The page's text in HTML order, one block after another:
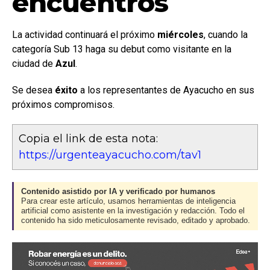
La actividad continuará el próximo miércoles, cuando la
categoría Sub 13 haga su debut como visitante en la
ciudad de Azul .
Se desea éxito a los representantes de Ayacucho en sus
próximos compromisos.
Copia el link de esta nota:
https://urgenteayacucho.com/tav1
Contenido asistido por IA y verificado por humanos
Para crear este artículo, usamos herramientas de inteligencia
artificial como asistente en la investigación y redacción. Todo el
contenido ha sido meticulosamente revisado, editado y aprobado.